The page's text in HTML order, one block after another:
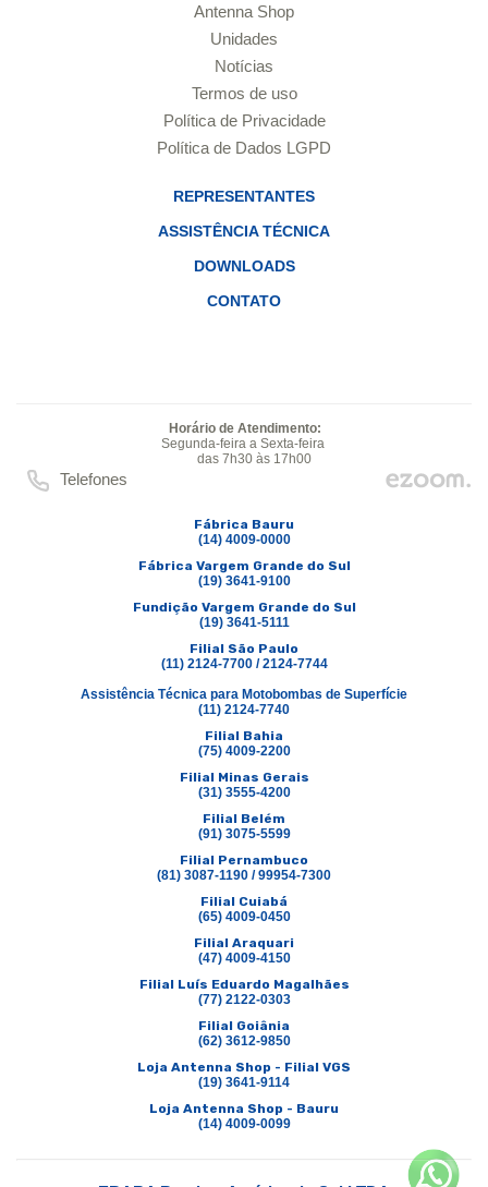
Antenna Shop
Unidades
Notícias
Termos de uso
Política de Privacidade
Política de Dados LGPD
REPRESENTANTES
ASSISTÊNCIA TÉCNICA
DOWNLOADS
CONTATO
Horário de Atendimento:
Segunda-feira a Sexta-feira
das 7h30 às 17h00
Telefones
Fábrica Bauru
(14) 4009-0000
Fábrica Vargem Grande do Sul
(19) 3641-9100
Fundição Vargem Grande do Sul
(19) 3641-5111
Filial São Paulo
(11) 2124-7700 / 2124-7744
Assistência Técnica para Motobombas de Superfície
(11) 2124-7740
Filial Bahia
(75) 4009-2200
Filial Minas Gerais
(31) 3555-4200
Filial Belém
(91) 3075-5599
Filial Pernambuco
(81) 3087-1190 / 99954-7300
Filial Cuiabá
(65) 4009-0450
Filial Araquari
(47) 4009-4150
Filial Luís Eduardo Magalhães
(77) 2122-0303
Filial Goiânia
(62) 3612-9850
Loja Antenna Shop - Filial VGS
(19) 3641-9114
Loja Antenna Shop - Bauru
(14) 4009-0099